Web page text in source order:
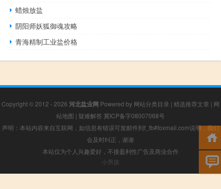
蜡烛放盐
阴阳师妖狐御魂攻略
青海精制工业盐价格
Copyright © 2012 - 2026 河北盐业网 Powered by 网站分类目录 | 精选推荐文章 | 网
站地图 | 疑难解答 冀ICP备字08007068号
声明：本站内容来自互联网，如信息有错误可发邮件到f_fb#foxmail.com说明，我们
会及时纠正，谢谢
本站仅为个人兴趣爱好，不接盈利性广告及商业合作
小男孩